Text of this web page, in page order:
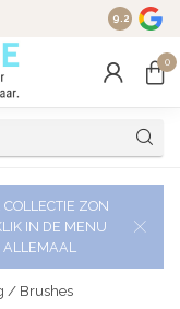
9.2
0
ZON
IN DE MENU
ALLEMAAL
/ Brushes